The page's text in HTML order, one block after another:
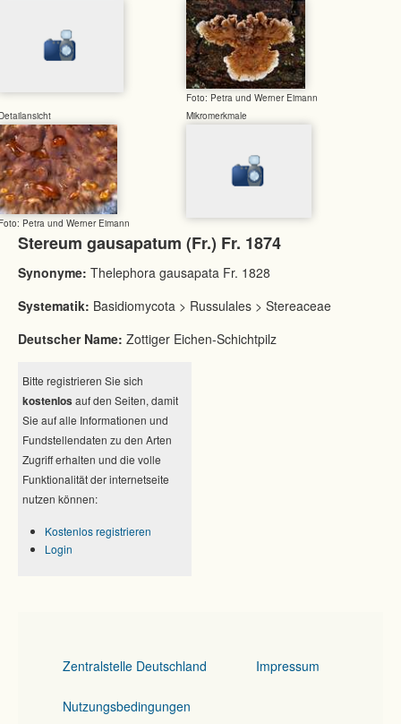
Foto: Petra und Werner Eimann
Petra und Werner Eimann
Mikromerkmale
Stereum gausapatum (Fr.) Fr. 1874
Synonyme: Thelephora gausapata Fr. 1828
Systematik: Basidiomycota > Russulales > Stereaceae
Deutscher Name: Zottiger Eichen-Schichtpilz
Bitte registrieren Sie sich
kostenlos auf den Seiten, damit
Sie auf alle Informationen und
Fundstellendaten zu den Arten
Zugriff erhalten und die volle
Funktionalität der internetseite
nutzen können:
Kostenlos registrieren
Login
Zentralstelle Deutschland Impressum
Nutzungsbedingungen